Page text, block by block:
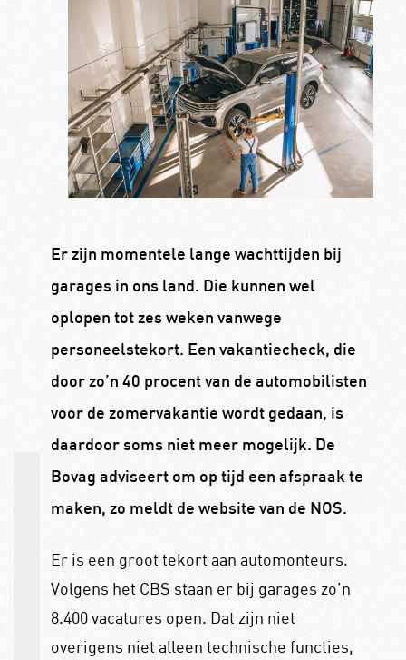
Er zijn momentele lange wachttijden bij
garages in ons land. Die kunnen wel
oplopen tot zes weken vanwege
personeelstekort. Een vakantiecheck, die
door zo’n 40 procent van de automobilisten
voor de zomervakantie wordt gedaan, is
daardoor soms niet meer mogelijk. De
Bovag adviseert om op tijd een afspraak te
maken, zo meldt de website van de NOS.
Er is een groot tekort aan automonteurs.
Volgens het CBS staan er bij garages zo’n
8.400 vacatures open. Dat zijn niet
overigens niet alleen technische functies,